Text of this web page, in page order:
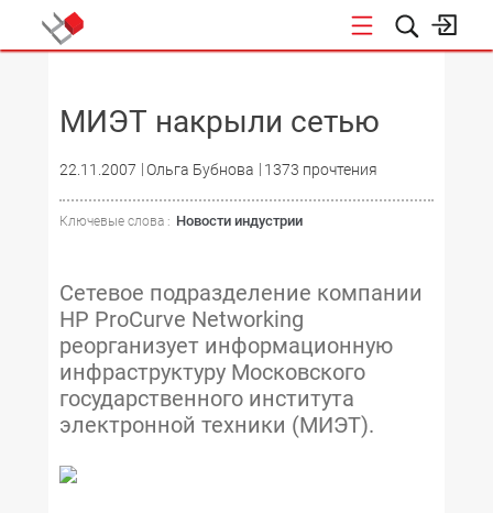
МИЭТ накрыли сетью
22.11.2007 Ольга Бубнова 1373 прочтения
Ключевые слова : Новости индустрии
Сетевое подразделение компании
HP ProCurve Networking
реорганизует информационную
инфраструктуру Московского
государственного института
электронной техники (МИЭТ).